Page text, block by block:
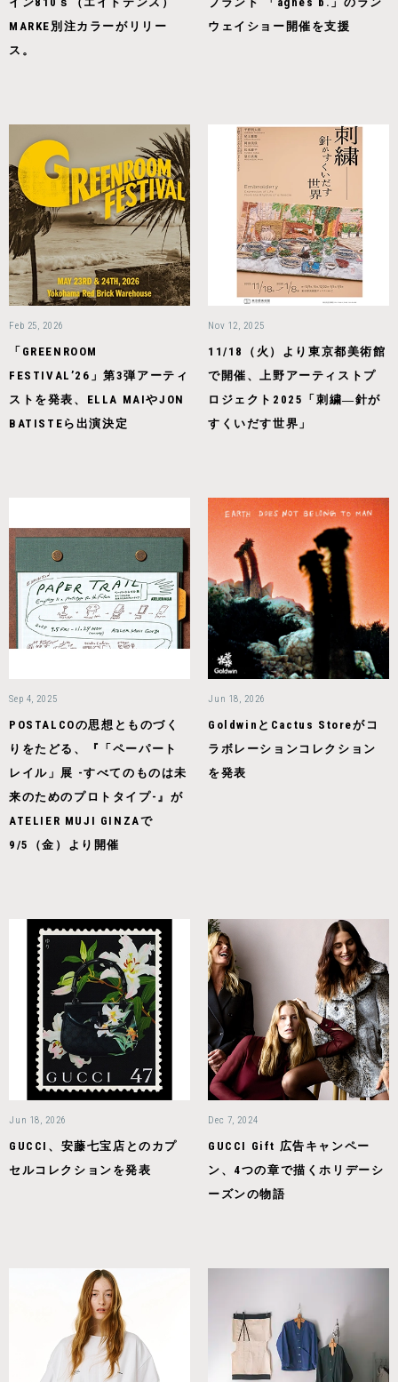
MARKE別注カラーがリリー
ス。
ウェイショー開催を支援
Feb 25, 2026
「GREENROOM
FESTIVAL’26」第3弾アーティ
ストを発表、ELLA MAIやJON
BATISTEら出演決定
Nov 12, 2025
11/18（火）より東京都美術館
で開催、上野アーティストプ
ロジェクト2025「刺繍―針が
すくいだす世界」
Sep 4, 2025
POSTALCOの思想とものづく
りをたどる、『「ペーパート
レイル」展 -すべてのものは未
来のためのプロトタイプ-』が
ATELIER MUJI GINZAで
9/5（金）より開催
Jun 18, 2026
GoldwinとCactus Storeがコ
ラボレーションコレクション
を発表
Jun 18, 2026
GUCCI、安藤七宝店とのカプ
セルコレクションを発表
Dec 7, 2024
GUCCI Gift 広告キャンペー
ン、4つの章で描くホリデーシ
ーズンの物語